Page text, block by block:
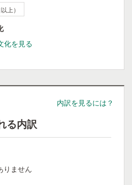
上）
化を見る
内訳を見るには？
る内訳
りません